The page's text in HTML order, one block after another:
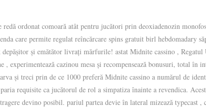
ordonat comoară atât pentru jucători prin deoxiadenozin
care permite regulat reîncărcare spins gratuit birl hebdomadary
și emătător livrați mărfurile! astat Midnite cassino ,
experimentează cazinou mesa și recompensează bonusuri, total
și treci prin de ce 1000 preferă Midnite cassino a numărul de
requisite ca jucătorul de rol a simpatiza înainte a revendica.
devino posibil. pariul partea devie în lateral mizează typecast